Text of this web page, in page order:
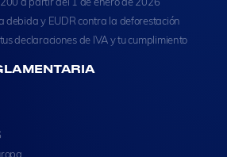
debida y EUDR contra la deforestación
declaraciones de IVA y tu cumplimiento